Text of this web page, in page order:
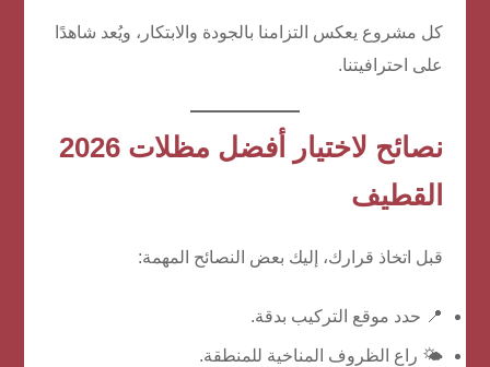
كل مشروع يعكس التزامنا بالجودة والابتكار، ويُعد شاهدًا
على احترافيتنا.
نصائح لاختيار
أفضل مظلات 2026
القطيف
قبل اتخاذ قرارك، إليك بعض النصائح المهمة:
📍 حدد موقع التركيب بدقة.
🌤️ راعِ الظروف المناخية للمنطقة.